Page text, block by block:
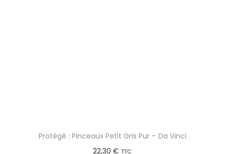
Protégé : Pinceaux Petit Gris Pur – Da Vinci
22,30€ TTC